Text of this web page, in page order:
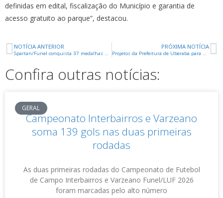
definidas em edital, fiscalização do Município e garantia de
acesso gratuito ao parque”, destacou.
NOTÍCIA ANTERIOR
Spartan/Funel conquista 37 medalhas no Meeting Paralímpico de Belo Horizonte
PRÓXIMA NOTÍCIA
Projetos da Prefeitura de Uberaba para Geomit e H2Brazil estão na pauta da Câmara nesta quarta
Confira outras notícias:
GERAL
Campeonato Interbairros e Varzeano
soma 139 gols nas duas primeiras
rodadas
As duas primeiras rodadas do Campeonato de Futebol
de Campo Interbairros e Varzeano Funel/LUF 2026
foram marcadas pelo alto número